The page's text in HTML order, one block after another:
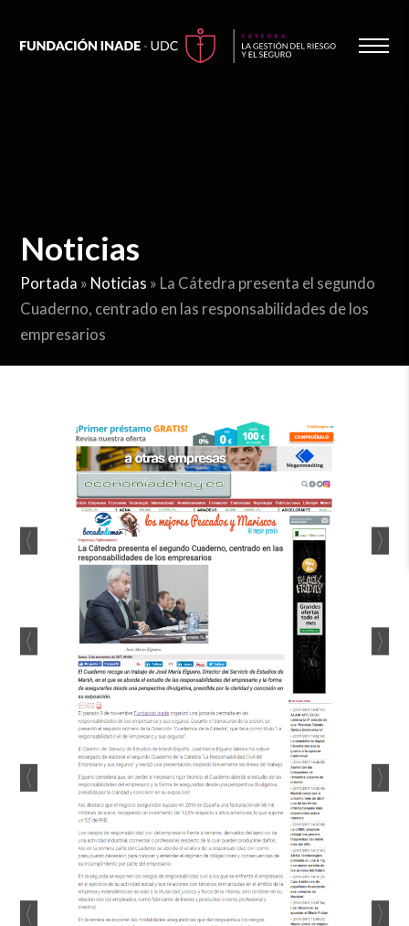
Noticias
Portada » Noticias » La Cátedra presenta el segundo
Cuaderno, centrado en las responsabilidades de los
empresarios